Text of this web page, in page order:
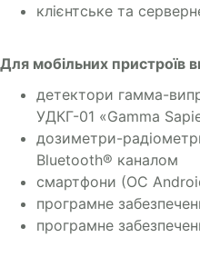
клієнтське та
Для мобільних пристроїв
детектори гамма-
УДКГ-01 «Gamma
дозиметри-
Bluetooth® каналом
смартфони (ОС
програмне
програмне